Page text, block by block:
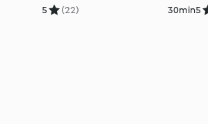
5 (22) 30min5